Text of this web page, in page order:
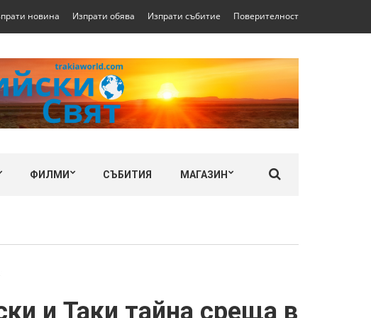
новина Изпрати обява Изпрати събитие Поверителност
ФИЛМИ СЪБИТИЯ МАГАЗИН
и Таки тайна среща в